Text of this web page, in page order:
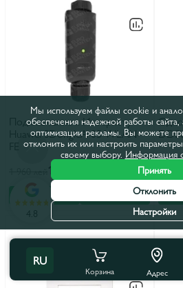
Подключение к Интернету
Huawei SDongleA-05-WLAN-
1 750 лей
В корзину В рассрочку
4 648
RU
Корзина Адрес
4.8
Мы используем файлы cookie и
обеспечения надежной работы
оптимизации рекламы. Вы можете
отклонить их или настроить
своему выбору. Информация
Принять
Отклонить
Настройки